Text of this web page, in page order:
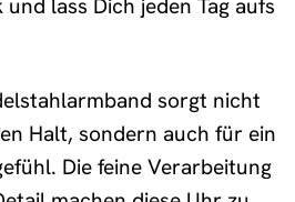
lass Dich jeden Tag aufs
sorgt nicht
Halt, sondern auch für ein
Die feine Verarbeitung